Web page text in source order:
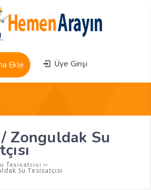
Üye Girişi
Ekle
Zonguldak Su
Tesisatcisi ››
Su Tesisatçısı